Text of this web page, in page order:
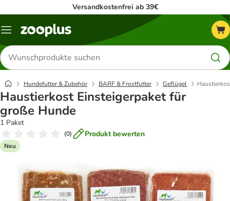
Versandkostenfrei ab 39€
Menü
Produkte
suchen
Hundefutter & Zubehör BARF & Frostfutter Geflügel
Haustierkost Einsteigerpaket für
große Hunde
1 Paket
(0) Produkt bewerten
Neu